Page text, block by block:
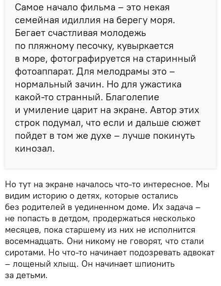
Самое начало фильма – это некая
семейная идиллия на берегу моря.
Бегает счастливая молодежь
по пляжному песочку, кувыркается
в море, фотографируется на старинный
фотоаппарат. Для мелодрамы это –
нормальный зачин. Но для ужастика
какой-то странный. Благолепие
и умиление царит на экране. Автор этих
строк подумал, что если и дальше сюжет
пойдет в том же духе – лучше покинуть
кинозал.
Но тут на экране началось что-то интересное. Мы
видим историю о детях, которые остались
без родителей в уединенном доме. Их задача –
не попасть в детдом, продержаться несколько
месяцев, пока старшему из них не исполнится
восемнадцать. Они никому не говорят, что стали
сиротами. Но что-то начинает подозревать адвокат
– лощеный хлыщ. Он начинает шпионить
за детьми.